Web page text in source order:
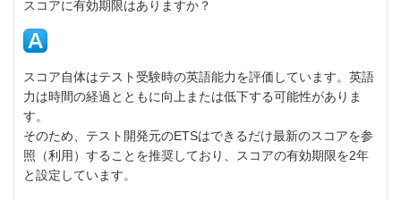
スコアに有効期限はありますか？
スコア自体はテスト受験時の英語能力を評価しています。英語
力は時間の経過とともに向上または低下する可能性がありま
す。
そのため、テスト開発元のETSはできるだけ最新のスコアを参
照（利用）することを推奨しており、スコアの有効期限を2年
と設定しています。